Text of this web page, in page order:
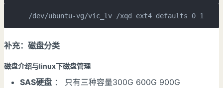
/dev/ubuntu-vg/vic_lv /xqd ext4 defaults 0 1
补充：磁盘分类
磁盘介绍与linux下磁盘管理
SAS硬盘 ： 只有三种容量300G 600G 900G